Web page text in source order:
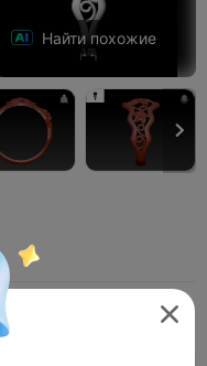
Найти похожие

Ювелирные изделия и аксессуары 
